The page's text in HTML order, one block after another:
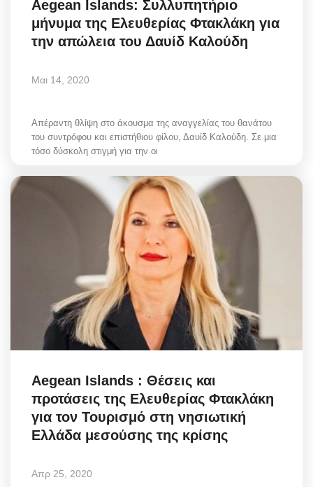
Aegean Islands: Συλλυπητήριο
μήνυμα της Ελευθερίας Φτακλάκη για
την απώλεια του Δαυίδ Καλούδη
Μαι 14, 2020
Απέραντη θλίψη στο άκουσμα της αναγγελίας του θανάτου
του συντρόφου και επιστήθιου φίλου, Δαυίδ Καλούδη. Σε μια
τόσο δύσκολη στιγμή για την οι
Aegean Islands : Θέσεις και
προτάσεις της Ελευθερίας Φτακλάκη
για τον Τουρισμό στη νησιωτική
Ελλάδα μεσούσης της κρίσης
Απρ 25, 2020